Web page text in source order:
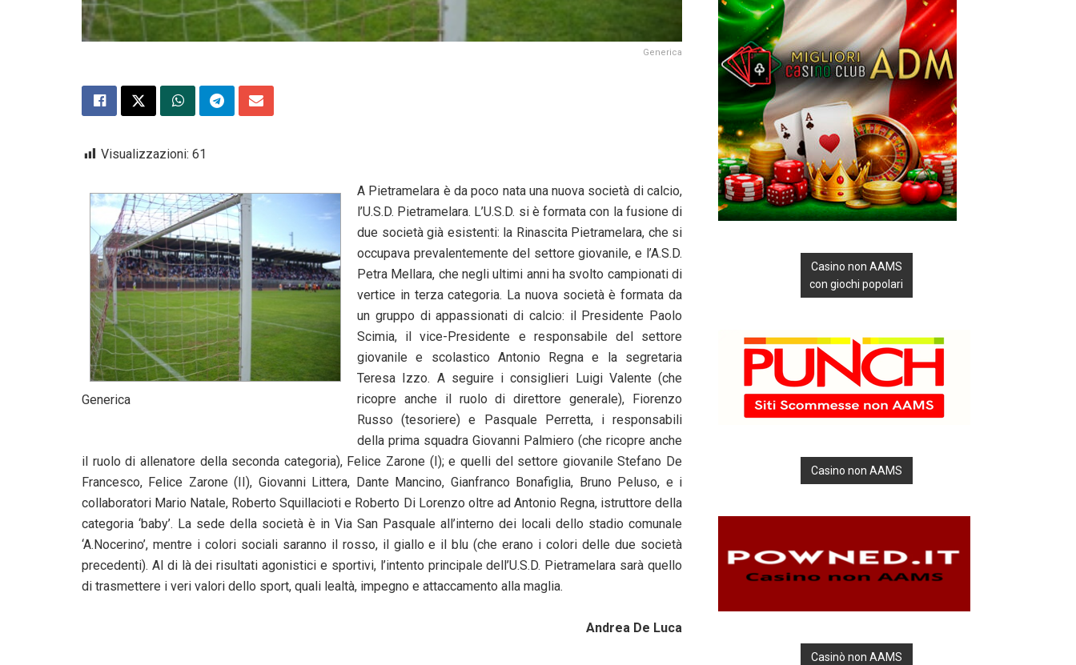
Generica
Visualizzazioni: 61
Generica
A Pietramelara è da poco nata una nuova società di calcio,
l’U.S.D. Pietramelara. L’U.S.D. si è formata con la fusione di
due società già esistenti: la Rinascita Pietramelara, che si
occupava prevalentemente del settore giovanile, e l’A.S.D.
Petra Mellara, che negli ultimi anni ha svolto campionati di
vertice in terza categoria. La nuova società è formata da
un gruppo di appassionati di calcio: il Presidente Paolo
Scimia, il vice-Presidente e responsabile del settore
giovanile e scolastico Antonio Regna e la segretaria
Teresa Izzo. A seguire i consiglieri Luigi Valente (che
ricopre anche il ruolo di direttore generale), Fiorenzo
Russo (tesoriere) e Pasquale Perretta, i responsabili
della prima squadra Giovanni Palmiero (che ricopre anche
il ruolo di allenatore della seconda categoria), Felice Zarone (I); e quelli del settore giovanile Stefano De
Francesco, Felice Zarone (II), Giovanni Littera, Dante Mancino, Gianfranco Bonafiglia, Bruno Peluso, e i
collaboratori Mario Natale, Roberto Squillacioti e Roberto Di Lorenzo oltre ad Antonio Regna, istruttore della
categoria ‘baby’. La sede della società è in Via San Pasquale all’interno dei locali dello stadio comunale
‘A.Nocerino’, mentre i colori sociali saranno il rosso, il giallo e il blu (che erano i colori delle due società
precedenti). Al di là dei risultati agonistici e sportivi, l’intento principale dell’U.S.D. Pietramelara sarà quello
di trasmettere i veri valori dello sport, quali lealtà, impegno e attaccamento alla maglia.
Andrea De Luca
Casino non AAMS
con giochi popolari
Casino non AAMS
Casinò non AAMS